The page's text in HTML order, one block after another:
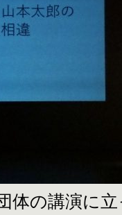
体の講演に